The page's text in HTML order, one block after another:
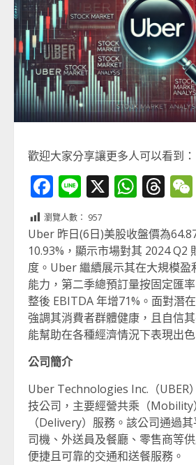
歡迎大家分享讓更多人可以看到：
Facebook
Line
X
瀏覽人數： 957
Uber 昨日(6日)美股收盤價為
10.93%，顯示市場對其 2024 Q2
度。Uber 繼續展示其在大規模盈
能力，第二季總預訂量按固定匯
整後 EBITDA 年增71%。面對潛
強調其消費者群體健康，且自信
能幫助在各種經濟情況下表現出色
公司簡介
Uber Technologies Inc.（UBER
技公司，主要經營共乘（Mobility
（Delivery）服務。該公司通過
司機、外送員及餐廳、零售商等
便捷且可靠的交通和送餐服務。